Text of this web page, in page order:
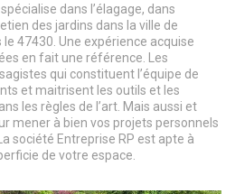
dans l’élagage, dans
des jardins dans la ville de
47430. Une expérience acquise
en fait une référence. Les
qui constituent l’équipe de
et maitrisent les outils et les
les règles de l’art. Mais aussi et
mener à bien vos projets personnels
société Entreprise RP est apte à
de votre espace.